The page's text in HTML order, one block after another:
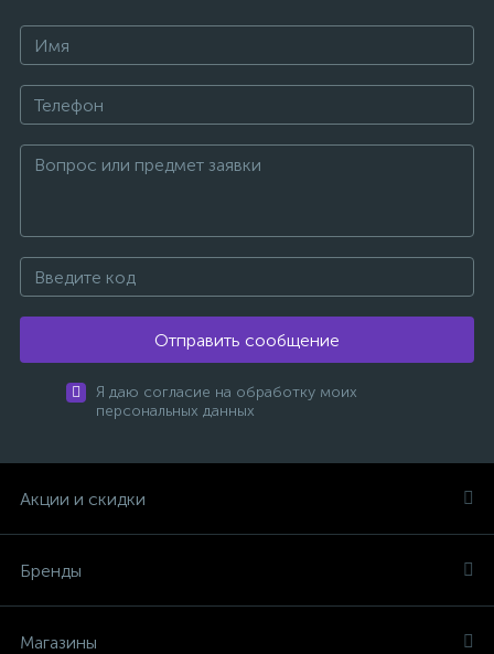
Отправить сообщение
Я даю согласие на обработку моих
персональных данных
Акции и скидки
Бренды
Магазины